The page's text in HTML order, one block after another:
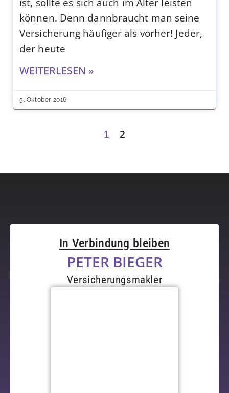
ist, sollte es sich auch im Alter leisten
können. Denn dannbraucht man seine
Versicherung häufiger als vorher! Jeder,
der heute
WEITERLESEN »
5. Oktober 2016
1 2
In Verbindung bleiben
PETER BIEGER
Versicherungsmakler